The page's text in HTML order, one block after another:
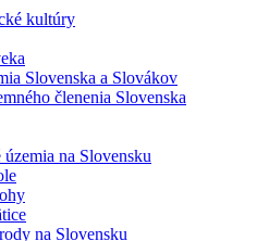
kultúry
Slovenska a Slovákov
členenia Slovenska
územia na Slovensku
na Slovensku